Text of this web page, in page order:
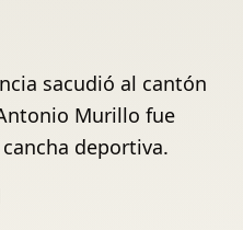
sacudió al cantón
Murillo fue
deportiva.